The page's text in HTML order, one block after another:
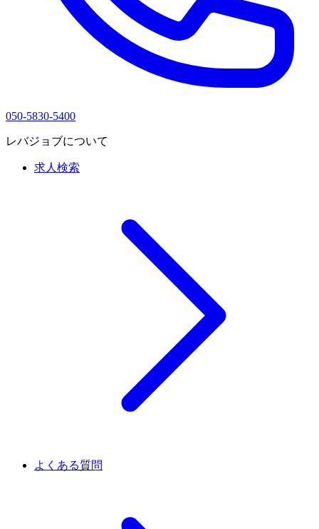
050-5830-5400
レバジョブについて
求人検索
よくある質問